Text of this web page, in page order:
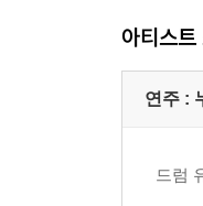
아티스트
연주 :
드럼